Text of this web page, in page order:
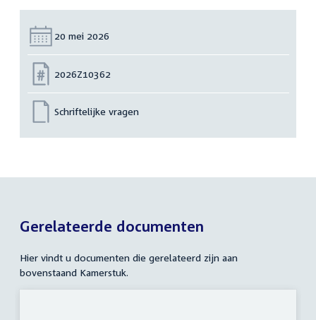
Datum:
20 mei 2026
Nummer:
2026Z10362
Schriftelijke vragen
Gerelateerde documenten
Hier vindt u documenten die gerelateerd zijn aan
bovenstaand Kamerstuk.